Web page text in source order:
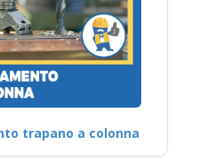
trapano a colonna